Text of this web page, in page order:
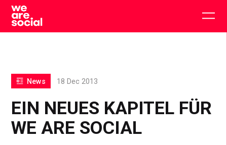
Skip
content
EIN NEUES KAPITEL FÜR
WE ARE SOCIAL
News 18 Dec 2013